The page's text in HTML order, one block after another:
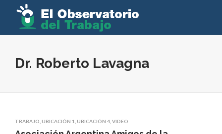
Dr. Roberto Lavagna
TRABAJO UBICACIÓN 1 UBICACIÓN 4 VIDEO